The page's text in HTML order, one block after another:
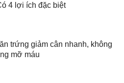
4 lợi ích đặc biệt
trứng giảm cân nhanh, không
mỡ máu